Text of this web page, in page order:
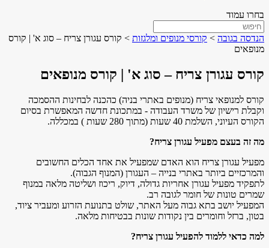
בחרו עמוד
הנדסה בגובה > קורסי מנופים ומלגזות > קורס עגורן צריח – סוג א' | קורס
מנופאים
קורס עגורן צריח – סוג א' | קורס מנופאים
קורס למנופאי צריח (מנופים באתרי בניה) כהכנה לבחינות ההסמכה
וקבלת רישיון של משרד העבודה - במתכונת חדשה המאפשרת בסיום
הקורס העיוני, השלמת 40 שעות (מתוך 280 שעות ) במכללה.
מה זה בעצם מפעיל עגורן צריח?
מפעיל עגורן צריח הוא האדם שמפעיל את אחד הכלים החשובים
והמרכזיים ביותר באתרי בנייה – העגורן (המנוף הגבוה).
לתפקיד מפעיל עגורן אחריות גדולה, דיוק, ריכוז ושליטה מלאה במנוף
שמרים טונות של חומר לגובה רב.
המפעיל יושב בתא גבוה מעל האתר, שולט בתנועת הזרוע ומעביר ציוד,
בטון, ברזל וחומרים בין נקודות שונות בבטיחות מלאה.
למה כדאי ללמוד להפעיל עגורן צריח?